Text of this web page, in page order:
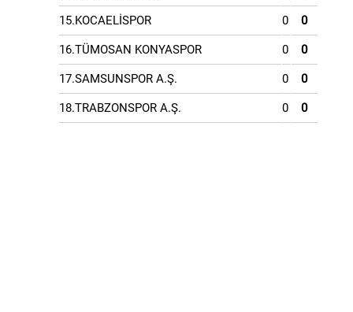
15.KOCAELİSPOR 0 0
16.TÜMOSAN KONYASPOR 0 0
17.SAMSUNSPOR A.Ş. 0 0
18.TRABZONSPOR A.Ş. 0 0